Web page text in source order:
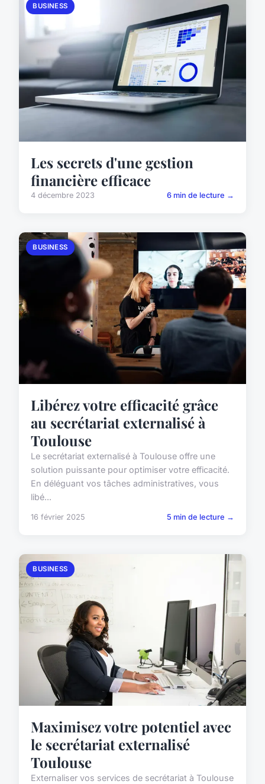
BUSINESS
Les secrets d'une gestion
financière efficace
4 décembre 2023 6 min de lecture →
BUSINESS
Libérez votre efficacité grâce
au secrétariat externalisé à
Toulouse
Le secrétariat externalisé à Toulouse offre une
solution puissante pour optimiser votre efficacité.
En déléguant vos tâches administratives, vous
libé...
16 février 2025 5 min de lecture →
BUSINESS
Maximisez votre potentiel avec
le secrétariat externalisé
Toulouse
Externaliser vos services de secrétariat à Toulouse